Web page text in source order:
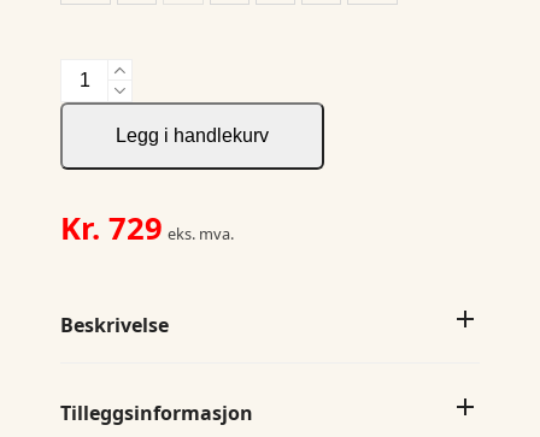
5210
Shirt
Legg i handlekurv
Kr. 729 eks. mva.
Beskrivelse
Tilleggsinformasjon